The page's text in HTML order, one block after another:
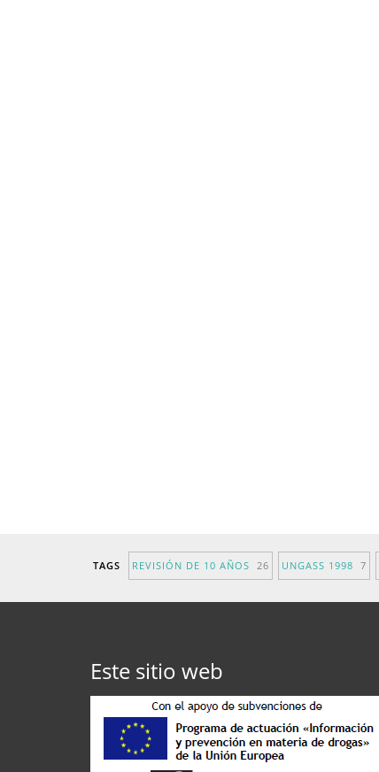
TAGS REVISIÓN DE 10 AÑOS 26 UNGASS 1998 7
Este sitio web